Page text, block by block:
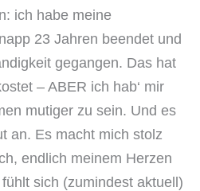
ich habe meine
23 Jahren beendet und
gegangen. Das hat
– ABER ich hab‘ mir
mutiger zu sein. Und es
an. Es macht mich stolz
endlich meinem Herzen
sich (zumindest aktuell)